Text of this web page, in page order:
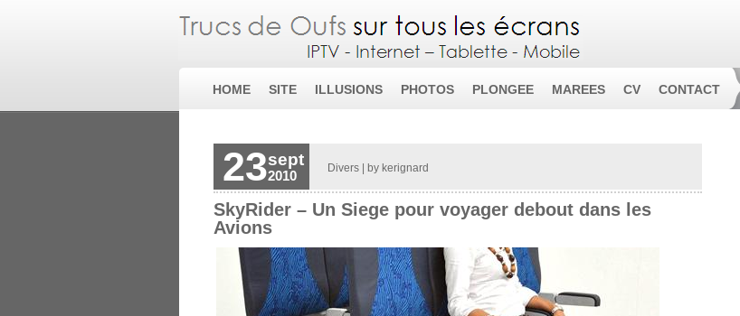
HOME SITE ILLUSIONS PHOTOS PLONGEE MAREES CV CONTACT
23sept
2010
Divers| by kerignard
SkyRider – Un Siege pour voyager debout dans les
Avions